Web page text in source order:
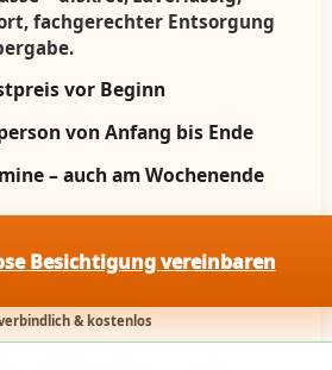
fachgerechter Entsorgung
vor Beginn
von Anfang bis Ende
– auch am Wochenende
Besichtigung vereinbaren
& kostenlos